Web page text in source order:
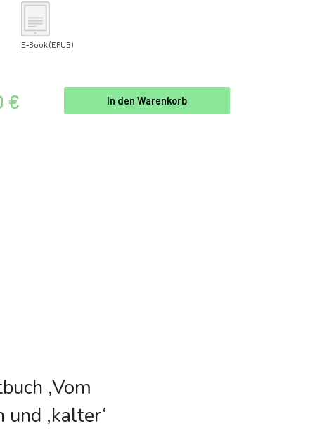
E-Book (EPUB)
€ In den Warenkorb
‚Vom
‚kalter‘